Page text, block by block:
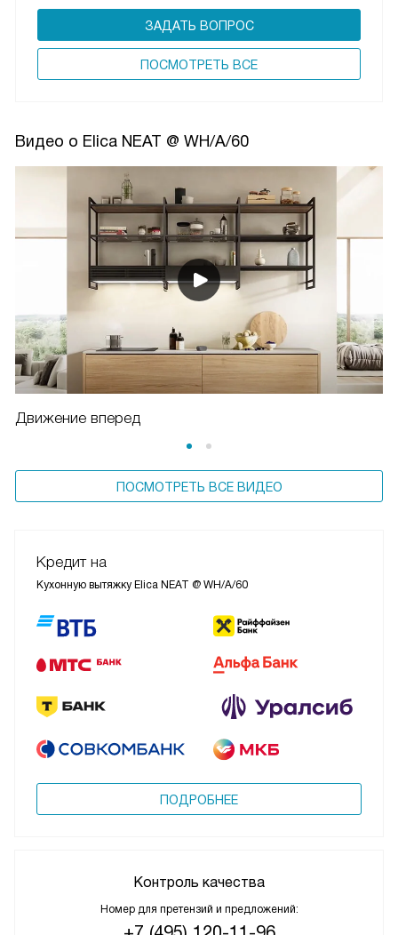
ЗАДАТЬ ВОПРОС
ПОCМОТРЕТЬ ВСЕ
Видео о Elica NEAT @ WH/A/60
Движение вперед
ПОСМОТРЕТЬ ВСЕ ВИДЕО
Кредит на
Кухонную вытяжку Elica NEAT @ WH/A/60
ПОДРОБНЕЕ
Контроль качества
Номер для претензий и предложений: